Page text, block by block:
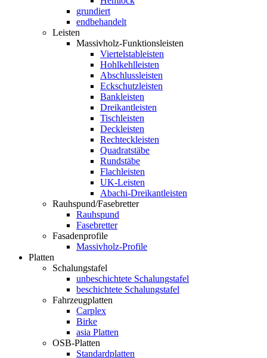
grundiert
endbehandelt
Leisten
Massivholz-Funktionsleisten
Viertelstableisten
Hohlkehlleisten
Abschlussleisten
Eckschutzleisten
Bankleisten
Dreikantleisten
Tischleisten
Deckleisten
Rechteckleisten
Quadratstäbe
Rundstäbe
Flachleisten
UK-Leisten
Abachi-Dreikantleisten
Rauhspund/Fasebretter
Rauhspund
Fasebretter
Fasadenprofile
Massivholz-Profile
Platten
Schalungstafel
unbeschichtete Schalungstafel
beschichtete Schalungstafel
Fahrzeugplatten
Carplex
Birke
asia Platten
OSB-Platten
Standardplatten